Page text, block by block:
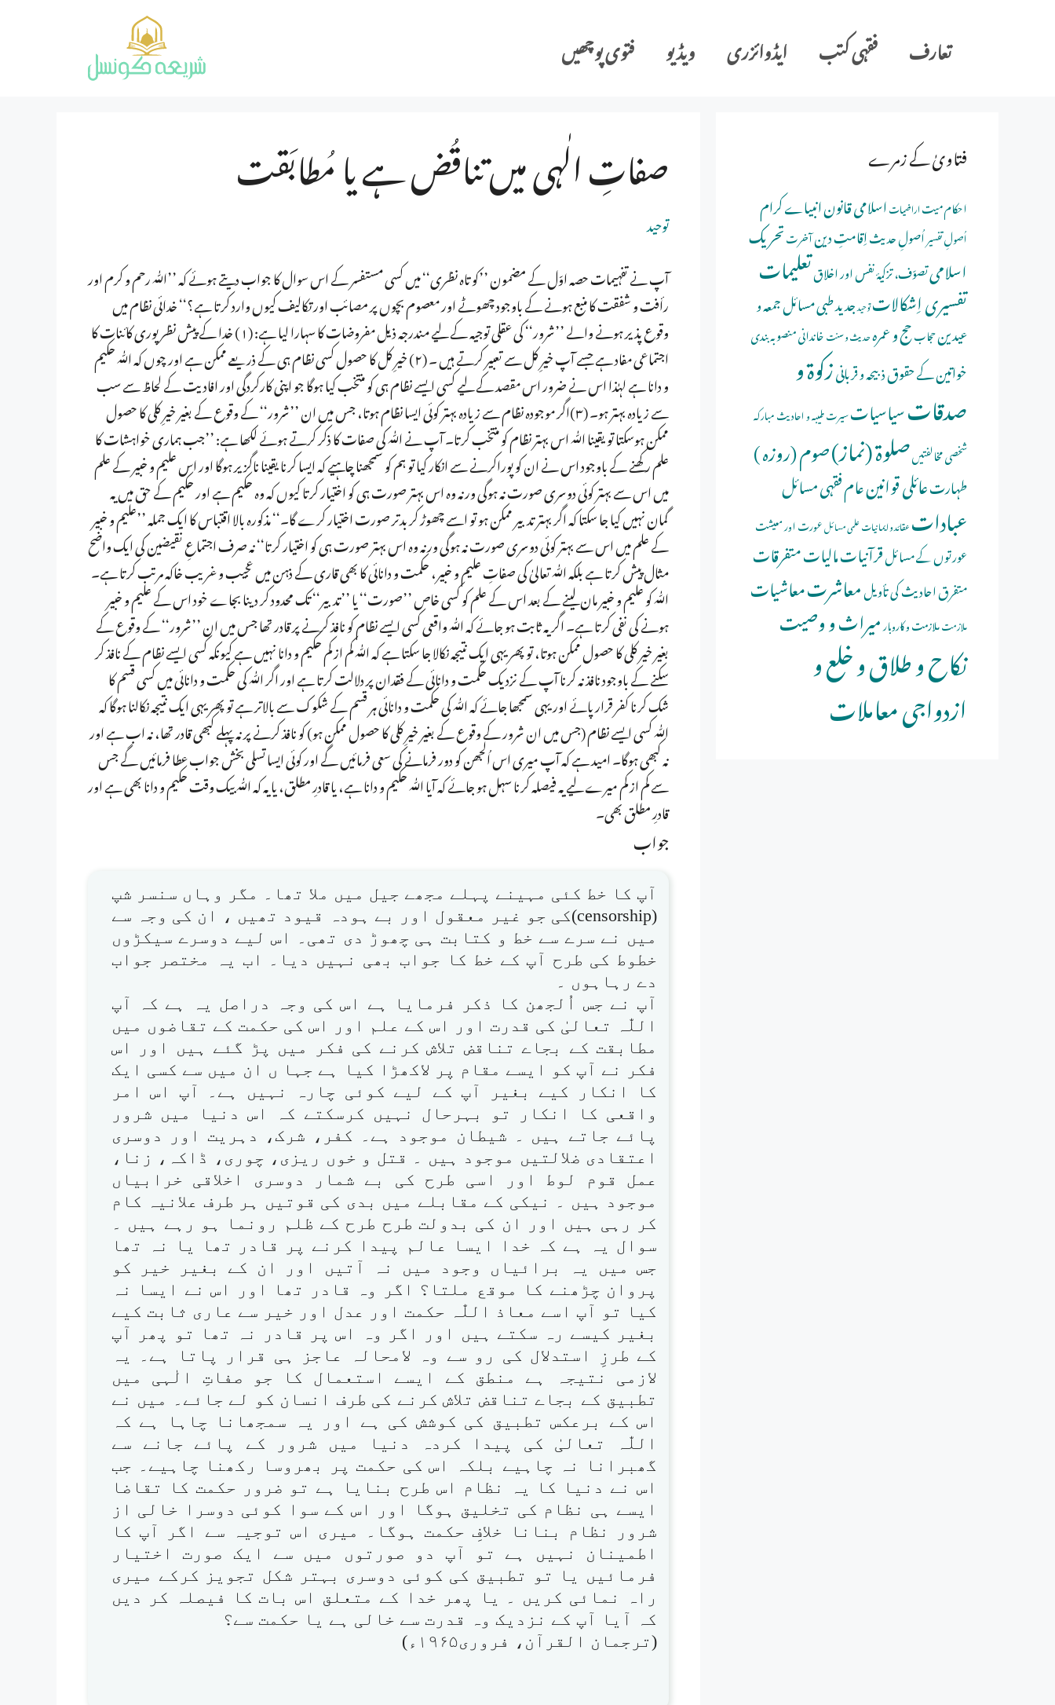
تعارف فقہی کتب ایڈوائزری ویڈیو فتوی پوچھیں
صفاتِ الٰہی میں تناقُض ہے یا مُطابَقت
توحید
آپ نے تفہیمات حصہ اوّل کے مضمون ’’کو تاہ نظری‘‘ میں کسی مستفسر کے اس سوال کا جواب دیتے ہوئے کہ ’’اللّٰہ رحم و کرم اور
رأفت و شفقت کا منبع ہونے کے باوجود چھوٹے اور معصوم بچوں پر مصائب اور تکالیف کیوں وارد کرتا ہے؟‘‘ خدائی نظام میں
وقوع پذیر ہونے والے ’’شرور‘‘ کی عقلی توجیہ کے لیے مندرجہ ذیل مفروضات کا سہارا لیا ہے: (۱) خدا کے پیش نظر پوری کائنات کا
اجتماعی مفاد ہے جسے آپ خیرِ کل سے تعبیر کرتے ہیں ۔ (۲) خیرِ کل کا حصول کسی نظام ہی کے ذریعے ممکن ہے اور چوں کہ اللّٰہ حکیم
و دانا ہے لہٰذا اس نے ضرور اس مقصد کے لیے کسی ایسے نظام ہی کو منتخب کیا ہوگا جو اپنی کارکردگی اور افادیت کے لحاظ سے سب
سے زیادہ بہتر ہو۔ (۳)اگر موجودہ نظام سے زیادہ بہتر کوئی ایسا نظام ہوتا، جس میں ان ’’شرور‘‘ کے وقوع کے بغیر خیرِ کلی کا حصول
ممکن ہوسکتا تو یقینا اللّٰہ اس بہتر نظام کو منتخب کرتا۔ آپ نے اللّٰہ کی صفات کا ذکر کرتے ہوئے لکھا ہے: ’’جب ہماری خواہشات کا
علم رکھنے کے باوجود اس نے ان کو پوراکرنے سے انکار کیا تو ہم کو سمجھنا چاہیے کہ ایسا کرنا یقینا ناگزیر ہوگا اور اس علیم و خبیر کے علم
میں اس سے بہتر کوئی دوسری صورت نہ ہوگی ورنہ وہ اس بہتر صورت ہی کو اختیار کرتا کیوں کہ وہ حکیم ہے اور حکیم کے حق میں یہ
گمان نہیں کیا جا سکتا کہ اگر بہتر تدبیر ممکن ہو تو اسے چھوڑ کر بدتر صورت اختیار کرے گا۔‘‘ مذکورہ بالا اقتباس کا ایک جملہ ’’علیم و خبیر
کے علم میں اس سے بہتر کوئی دوسری صورت نہ ہوگی ورنہ وہ اس بہتر صورت ہی کو اختیار کرتا‘‘ نہ صرف اجتماعِ نقیضین کی ایک واضح
مثال پیش کرتا ہے بلکہ اللّٰہ تعالیٰ کی صفاتِ علیم و خبیر، حکمت و دانائی کا بھی قاری کے ذہن میں عجیب و غریب خاکہ مرتب کرتا ہے۔
اللّٰہ کو علیم و خبیر مان لینے کے بعد اس کے علم کو کسی خاص ’’صورت‘‘ یا ’’تدبیر‘‘ تک محدود کر دینا بجاے خود اس کے علیم و خبیر
ہونے کی نفی کرتا ہے۔ اگر یہ ثابت ہو جائے کہ اللّٰہ واقعی کسی ایسے نظام کو نافذ کرنے پر قادر تھا جس میں ان ’’شرور‘‘ کے وقوع کے
بغیر خیر کلی کا حصول ممکن ہوتا، تو پھر یہی ایک نتیجہ نکالا جا سکتا ہے کہ اللّٰہ کم از کم حکیم و دانا نہیں ہے کیونکہ کسی ایسے نظام کے نافذ کر
سکنے کے باوجود نافذ نہ کرنا آپ کے نزدیک حکمت و دانائی کے فقدان پر دلالت کرتا ہے اور اگر اللّٰہ کی حکمت و دانائی میں کسی قسم کا
شک کرنا کفر قرار پائے اور یہی سمجھا جائے کہ اللّٰہ کی حکمت و دانائی ہر قسم کے شکوک سے بالاتر ہے تو پھر یہی ایک نتیجہ نکالنا ہوگا کہ
اللّٰہ کسی ایسے نظام (جس میں ان شرور کے وقوع کے بغیر خیرِ کلی کا حصول ممکن ہو) کو نافذ کرنے پر نہ پہلے کبھی قادر تھا، نہ اب ہے اور
نہ کبھی ہوگا۔ امید ہے کہ آپ میری اس اُلجھن کو دور فرمانے کی سعی فرمائیں گے اور کوئی ایسا تسلی بخش جواب عطا فرمائیں گے جس
سے کم از کم میرے لیے یہ فیصلہ کرنا سہل ہو جائے کہ آیا اللّٰہ حکیم و دانا ہے، یا قادرِ مطلق، یا یہ کہ اللّٰہ بیک وقت حکیم و دانا بھی ہے اور
قادرِ مطلق بھی۔
جواب
آپ کا خط کئی مہینے پہلے مجھے جیل میں ملا تھا۔ مگر وہاں سنسر شپ
(censorship)کی جو غیر معقول اور بے ہودہ قیود تھیں ، ان کی وجہ سے
میں نے سرے سے خط و کتابت ہی چھوڑ دی تھی۔ اس لیے دوسرے سیکڑوں
خطوط کی طرح آپ کے خط کا جواب بھی نہیں دیا۔ اب یہ مختصر جواب
دے رہاہوں ۔
آپ نے جس اُلجھن کا ذکر فرمایا ہے اس کی وجہ دراصل یہ ہے کہ آپ
اللّٰہ تعالیٰ کی قدرت اور اس کے علم اور اس کی حکمت کے تقاضوں میں
مطابقت کے بجاے تناقض تلاش کرنے کی فکر میں پڑ گئے ہیں اور اس
فکر نے آپ کو ایسے مقام پر لاکھڑا کیا ہے جہا ں ان میں سے کسی ایک
کا انکار کیے بغیر آپ کے لیے کوئی چارہ نہیں ہے۔ آپ اس امر
واقعی کا انکار تو بہرحال نہیں کرسکتے کہ اس دنیا میں شرور
پائے جاتے ہیں ۔ شیطان موجود ہے۔ کفر، شرک، دہریت اور دوسری
اعتقادی ضلالتیں موجود ہیں ۔ قتل و خوں ریزی، چوری، ڈاکہ، زنا،
عمل قوم لوط اور اسی طرح کی بے شمار دوسری اخلاقی خرابیاں
موجود ہیں ۔ نیکی کے مقابلے میں بدی کی قوتیں ہر طرف علانیہ کام
کر رہی ہیں اور ان کی بدولت طرح طرح کے ظلم رونما ہو رہے ہیں ۔
سوال یہ ہے کہ خدا ایسا عالم پیدا کرنے پر قادر تھا یا نہ تھا
جس میں یہ برائیاں وجود میں نہ آتیں اور ان کے بغیر خیر کو
پروان چڑھنے کا موقع ملتا؟ اگر وہ قادر تھا اور اس نے ایسا نہ
کیا تو آپ اسے معاذ اللّٰہ حکمت اور عدل اور خیر سے عاری ثابت کیے
بغیر کیسے رہ سکتے ہیں اور اگر وہ اس پر قادر نہ تھا تو پھر آپ
کے طرزِ استدلال کی رو سے وہ لامحالہ عاجز ہی قرار پاتا ہے۔ یہ
لازمی نتیجہ ہے منطق کے ایسے استعمال کا جو صفاتِ الٰہی میں
تطبیق کے بجاے تناقض تلاش کرنے کی طرف انسان کو لے جائے۔ میں نے
اس کے برعکس تطبیق کی کوشش کی ہے اور یہ سمجھانا چاہا ہے کہ
اللّٰہ تعالیٰ کی پیدا کردہ دنیا میں شرور کے پائے جانے سے
گھبرانا نہ چاہیے بلکہ اس کی حکمت پر بھروسا رکھنا چاہیے۔ جب
اس نے دنیا کا یہ نظام اس طرح بنایا ہے تو ضرور حکمت کا تقاضا
ایسے ہی نظام کی تخلیق ہوگا اور اس کے سوا کوئی دوسرا خالی از
شرور نظام بنانا خلافِ حکمت ہوگا۔ میری اس توجیہ سے اگر آپ کا
اطمینان نہیں ہے تو آپ دو صورتوں میں سے ایک صورت اختیار
فرمائیں یا تو تطبیق کی کوئی دوسری بہتر شکل تجویز کرکے میری
راہ نمائی کریں ۔ یا پھر خدا کے متعلق اس بات کا فیصلہ کر دیں
کہ آیا آپ کے نزدیک وہ قدرت سے خالی ہے یا حکمت سے؟
(ترجمان القرآن، فروری۱۹۶۵ء)
فتاویٰ کے زمرے
احکام میتاراضیاتاسلامی قانونانبیاے کرام
اُصولِ تفسیراُصولِ حدیثاِقامتِ دینآخرتتحریک
اسلامیتصوّف، تزکیۂ نفس اور اخلاقتعلیمات
تفسیری اِشکالاتتوحیدجدید طبی مسائلجمعہ و
عیدینحجابحج و عمرہحدیث و سنتخاندانی منصوبہ بندی
خواتین کے حقوقذبیحہ و قربانیزکوۃ و
صدقاتسیاسیاتسیرت طیبہ و احادیث مبارکہ
شخصی مخالفتیںصلوة (نماز)صوم (روزہ )
طہارتعائلی قوانینعام فقہی مسائل
عباداتعقائد و ایمانیاتعلمی مسائلعورت اور معیشت
عورتوں کے مسائلقرآنیاتمالیاتمتفرقات
متفرق احادیث کی تأویلمعاشرتمعاشیات
ملازمتملازمت و کاروبارمیراث و وصیت
نکاح و طلاق و خلع و
ازدواجی معاملات